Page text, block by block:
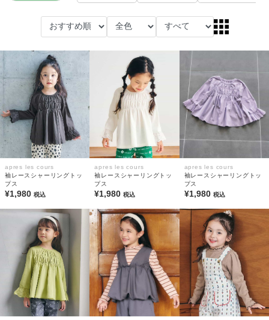
apres les cours
袖レースシャーリングトッ
プス
¥1,980 税込
apres les cours
袖レースシャーリングトッ
プス
¥1,980税込
apres les cours
袖レースシャーリングトッ
プス
¥1,980 税込